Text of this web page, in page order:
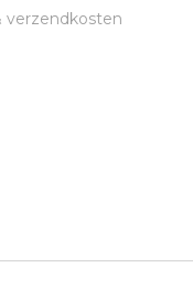
verzendkosten